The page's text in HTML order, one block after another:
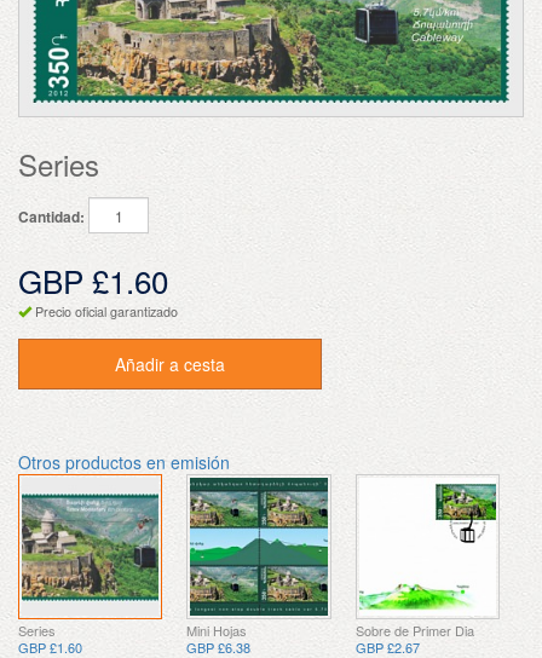
Series
Cantidad:
GBP £1.60
Precio oficial garantizado
Añadir a cesta
Otros productos en emisión
Series
GBP £1.60
Mini Hojas
GBP £6.38
Sobre de Primer Dia
GBP £2.67